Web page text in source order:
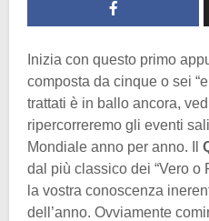
Inizia con questo primo
composta da cinque o sei
trattati è in ballo ancora,
ripercorreremo gli eventi
Mondiale anno per anno. Il
dal più classico dei “Vero o
la vostra conoscenza
dell’anno. Ovviamente